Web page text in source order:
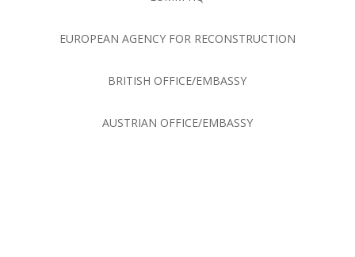
EUROPEAN AGENCY FOR RECONSTRUCTION
BRITISH OFFICE/EMBASSY
AUSTRIAN OFFICE/EMBASSY